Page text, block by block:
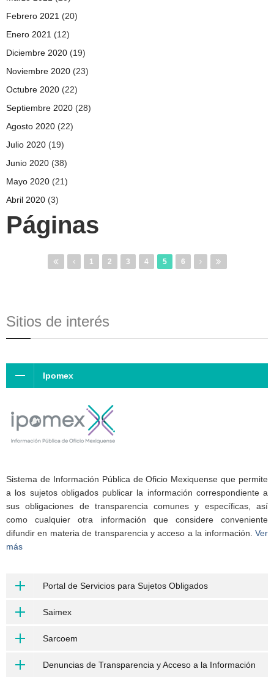
Febrero 2021 (20)
Enero 2021 (12)
Diciembre 2020 (19)
Noviembre 2020 (23)
Octubre 2020 (22)
Septiembre 2020 (28)
Agosto 2020 (22)
Julio 2020 (19)
Junio 2020 (38)
Mayo 2020 (21)
Abril 2020 (3)
Páginas
1 2 3 4 5 6
Sitios de interés
Ipomex
Sistema de Información Pública de Oficio Mexiquense que permite
a los sujetos obligados publicar la información correspondiente a
sus obligaciones de transparencia comunes y específicas, así
como cualquier otra información que considere conveniente
difundir en materia de transparencia y acceso a la información. Ver
más
Portal de Servicios para Sujetos Obligados
Saimex
Sarcoem
Denuncias de Transparencia y Acceso a la Información